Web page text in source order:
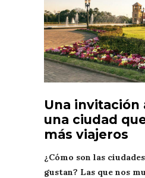
Una invitación
una ciudad
más viajeros
¿Cómo son las
gustan? Las que nos